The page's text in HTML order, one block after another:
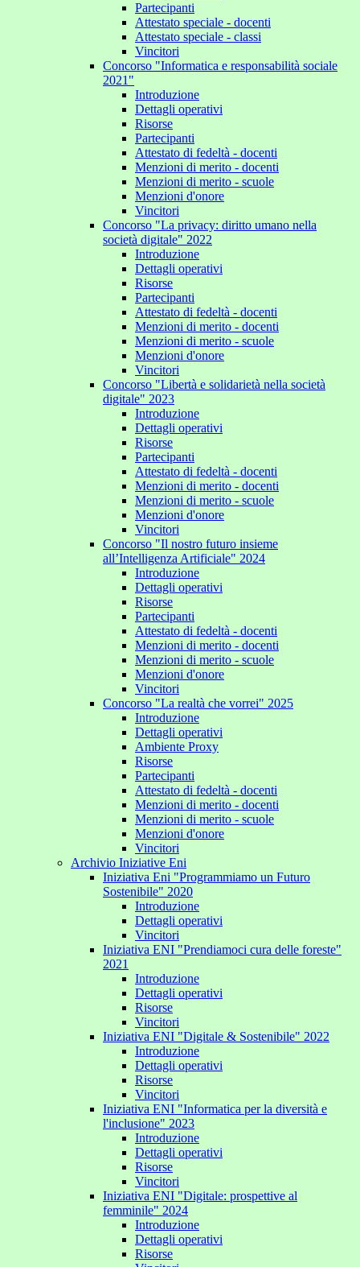
Partecipanti
Attestato speciale - docenti
Attestato speciale - classi
Vincitori
Concorso "Informatica e responsabilità sociale
2021"
Introduzione
Dettagli operativi
Risorse
Partecipanti
Attestato di fedeltà - docenti
Menzioni di merito - docenti
Menzioni di merito - scuole
Menzioni d'onore
Vincitori
Concorso "La privacy: diritto umano nella
società digitale" 2022
Introduzione
Dettagli operativi
Risorse
Partecipanti
Attestato di fedeltà - docenti
Menzioni di merito - docenti
Menzioni di merito - scuole
Menzioni d'onore
Vincitori
Concorso "Libertà e solidarietà nella società
digitale" 2023
Introduzione
Dettagli operativi
Risorse
Partecipanti
Attestato di fedeltà - docenti
Menzioni di merito - docenti
Menzioni di merito - scuole
Menzioni d'onore
Vincitori
Concorso "Il nostro futuro insieme
all’Intelligenza Artificiale" 2024
Introduzione
Dettagli operativi
Risorse
Partecipanti
Attestato di fedeltà - docenti
Menzioni di merito - docenti
Menzioni di merito - scuole
Menzioni d'onore
Vincitori
Concorso "La realtà che vorrei" 2025
Introduzione
Dettagli operativi
Ambiente Proxy
Risorse
Partecipanti
Attestato di fedeltà - docenti
Menzioni di merito - docenti
Menzioni di merito - scuole
Menzioni d'onore
Vincitori
Archivio Iniziative Eni
Iniziativa Eni "Programmiamo un Futuro
Sostenibile" 2020
Introduzione
Dettagli operativi
Vincitori
Iniziativa ENI "Prendiamoci cura delle foreste"
2021
Introduzione
Dettagli operativi
Risorse
Vincitori
Iniziativa ENI "Digitale & Sostenibile" 2022
Introduzione
Dettagli operativi
Risorse
Vincitori
Iniziativa ENI "Informatica per la diversità e
l'inclusione" 2023
Introduzione
Dettagli operativi
Risorse
Vincitori
Iniziativa ENI "Digitale: prospettive al
femminile" 2024
Introduzione
Dettagli operativi
Risorse